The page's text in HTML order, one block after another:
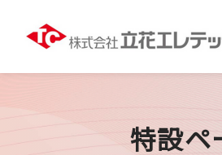
特設ペ